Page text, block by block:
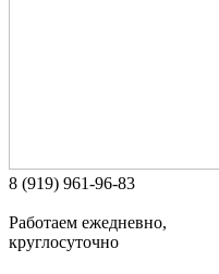
8 (919) 961-96-83
Работаем ежедневно,
круглосуточно